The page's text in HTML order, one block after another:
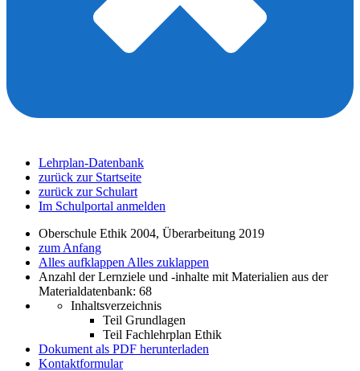
Lehrplan-Datenbank
zurück zur Startseite
zurück zur Schulart
Im Schulportal anmelden
Oberschule Ethik 2004, Überarbeitung 2019
zum Anfang
Alles aufklappen Alles zuklappen
Anzahl der Lernziele und -inhalte mit Materialien aus der
Materialdatenbank: 68
Inhaltsverzeichnis
Teil Grundlagen
Teil Fachlehrplan Ethik
Dokument als PDF herunterladen
Kontaktformular